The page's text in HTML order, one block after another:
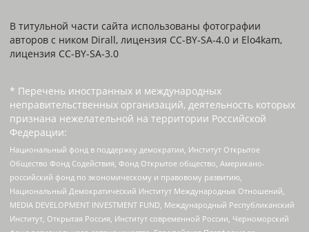
В титульной части сайта использованы фотографии
авторов с ником Dirall, лицензия CC-BY-SA-4.0 и Elo4kam,
лицензия CC-BY-SA-3.0
* Перечень иностранных и международных
неправительственных организаций, деятельность которых
признана нежелательной на территории Российской
Федерации:
Национальный фонд в поддержку демократии, Институт Открытое
Общество Фонд Содействия, Фонд Открытое общество, Американо-
российский фонд по экономическому и правовому развитию,
Национальный Демократический Институт Международных Отношений,
MEDIA DEVELOPMENT INVESTMENT FUND, Международный Республиканский
Институт, Открытая Россия, Институт современной России, Черноморский